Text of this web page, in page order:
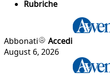
Rubriche
Abbonati
Accedi
August 6, 2026